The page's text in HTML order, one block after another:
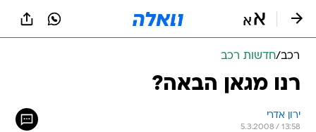
רכב/חדשות רכב
רנו מגאן הבאה?
ירון אדרי
5.3.2008 / 13:58